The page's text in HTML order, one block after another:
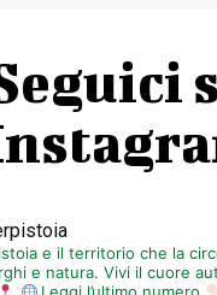
e il territorio che la
e natura. Vivi il cuore